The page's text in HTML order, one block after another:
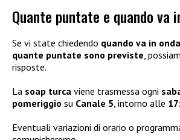
Quante puntate e quando va
Se vi state chiedendo quando va in
quante puntate sono previste ,
risposte.
La soap turca viene trasmessa ogni
pomeriggio su Canale 5 , intorno alle
Eventuali variazioni di orario o